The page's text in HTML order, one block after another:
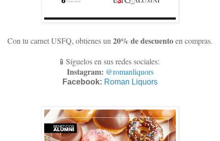
Con tu carnet USFQ, obtienes un20% de descuentoen compras.
📱Síguelos en sus redes sociales:
Instagram: @romanliquors
Facebook: Roman Liquors